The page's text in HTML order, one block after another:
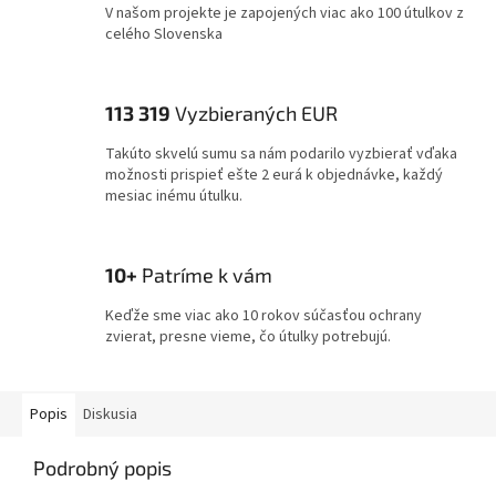
V našom projekte je zapojených viac ako 100 útulkov z
celého Slovenska
113 319 Vyzbieraných EUR
Takúto skvelú sumu sa nám podarilo vyzbierať vďaka
možnosti prispieť ešte 2 eurá k objednávke, každý
mesiac inému útulku.
10+ Patríme k vám
Keďže sme viac ako 10 rokov súčasťou ochrany
zvierat, presne vieme, čo útulky potrebujú.
Popis Diskusia
Podrobný popis